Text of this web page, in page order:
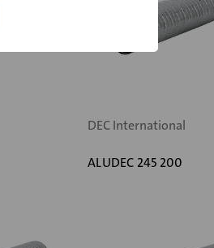
DEC International
ALUDEC 245 200